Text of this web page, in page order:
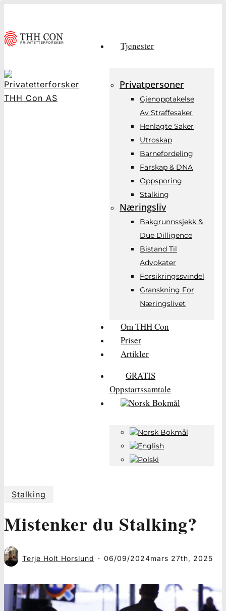
main
Tjenester
Privatpersoner
Gjenopptakelse
Av Straffesaker
Henlagte Saker
Utroskap
Barnefordeling
Farskap & DNA
Oppsporing
Stalking
Næringsliv
Bakgrunnssjekk &
Due Dilligence
Bistand Til
Advokater
Forsikringssvindel
Granskning For
Næringslivet
Om THH Con
Priser
Artikler
GRATIS
Oppstartssamtale
Stalking
Mistenker du Stalking?
Terje Holt Horslund 06/09/2024mars 27th, 2025